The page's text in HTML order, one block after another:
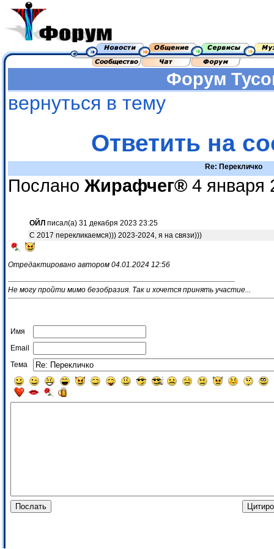
Форум
вернуться в тему
Ответить на
Re: Перекличко
Послано Жирафчег® 4 января
ОЙЛ писал(а) 31 декабря 2023 23:25
С 2017 перекликаемся))) 2023-2024, я на связи)))
Отредактировано автором 04.01.2024 12:56
Не могу пройти мимо безобразия. Так и хочется принять участие...
Имя
Email
Тема